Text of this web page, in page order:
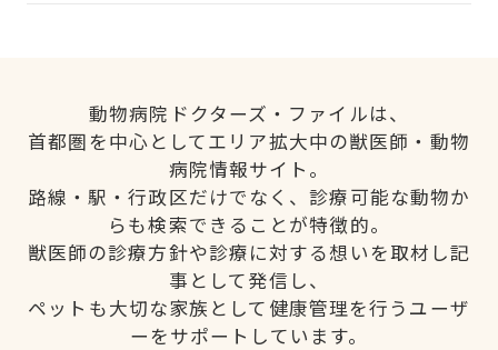
動物病院ドクターズ・ファイルは、
首都圏を中心としてエリア拡大中の獣医師・動物
病院情報サイト。
路線・駅・行政区だけでなく、診療可能な動物か
らも検索できることが特徴的。
獣医師の診療方針や診療に対する想いを取材し記
事として発信し、
ペットも大切な家族として健康管理を行うユーザ
ーをサポートしています。